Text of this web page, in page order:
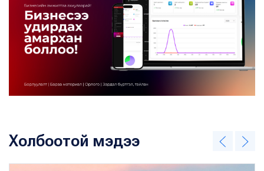
Холбоотой мэдээ